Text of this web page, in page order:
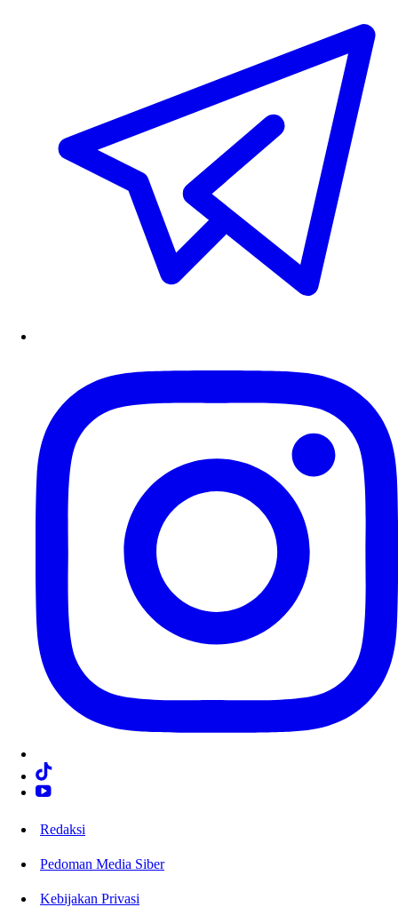
Redaksi
Pedoman Media Siber
Kebijakan Privasi